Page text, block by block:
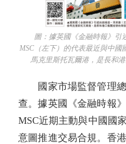
圖：據英國《金融時報》引
MSC（左下）的代表最近與中
馬克里斯托瓦爾港，是長和
國家市場監督管理總
查。據英國《金融時報
MSC近期主動與中國國
意圖推進交易合規。香